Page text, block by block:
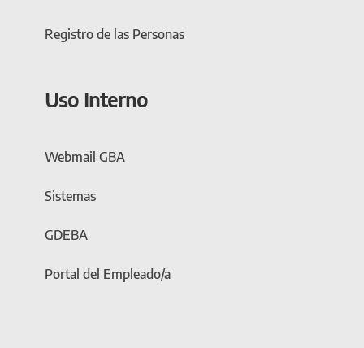
Registro de las Personas
Uso Interno
Webmail GBA
Sistemas
GDEBA
Portal del Empleado/a